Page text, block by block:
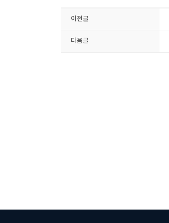
이전글
다음글